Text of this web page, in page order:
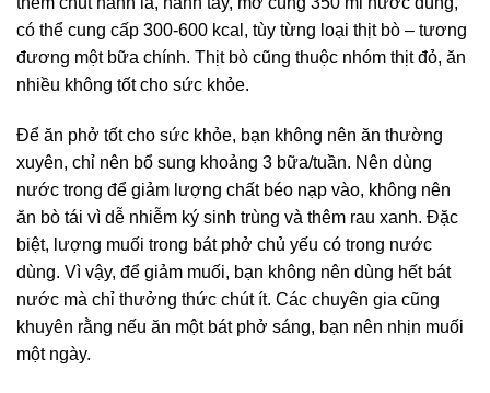
có thể cung cấp 300-600 kcal, tùy từng loại thịt bò – tương
đương một bữa chính. Thịt bò cũng thuộc nhóm thịt đỏ, ăn
nhiều không tốt cho sức khỏe.
Để ăn phở tốt cho sức khỏe, bạn không nên ăn thường
xuyên, chỉ nên bổ sung khoảng 3 bữa/tuần. Nên dùng
nước trong để giảm lượng chất béo nạp vào, không nên
ăn bò tái vì dễ nhiễm ký sinh trùng và thêm rau xanh. Đặc
biệt, lượng muối trong bát phở chủ yếu có trong nước
dùng. Vì vậy, để giảm muối, bạn không nên dùng hết bát
nước mà chỉ thưởng thức chút ít. Các chuyên gia cũng
khuyên rằng nếu ăn một bát phở sáng, bạn nên nhịn muối
một ngày.